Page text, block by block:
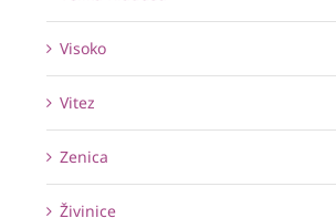
Visoko
Vitez
Zenica
Živinice